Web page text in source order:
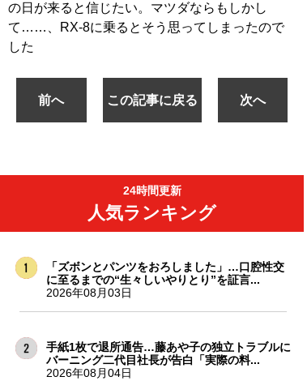
の日が来ると信じたい。マツダならもしかし
て……、RX-8に乗るとそう思ってしまったので
した
前へ この記事に戻る 次へ
24時間更新
人気ランキング
「ズボンとパンツをおろしました」…口腔性交
に至るまでの“生々しいやりとり”を証言...
2026年08月03日
手紙1枚で退所通告…藤あや子の独立トラブルに
バーニング二代目社長が告白「実際の料...
2026年08月04日